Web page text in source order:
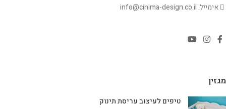
אימייל: info@cinima-design.co.il
מגזין
טיפים לעיצוב עריסת תינוק